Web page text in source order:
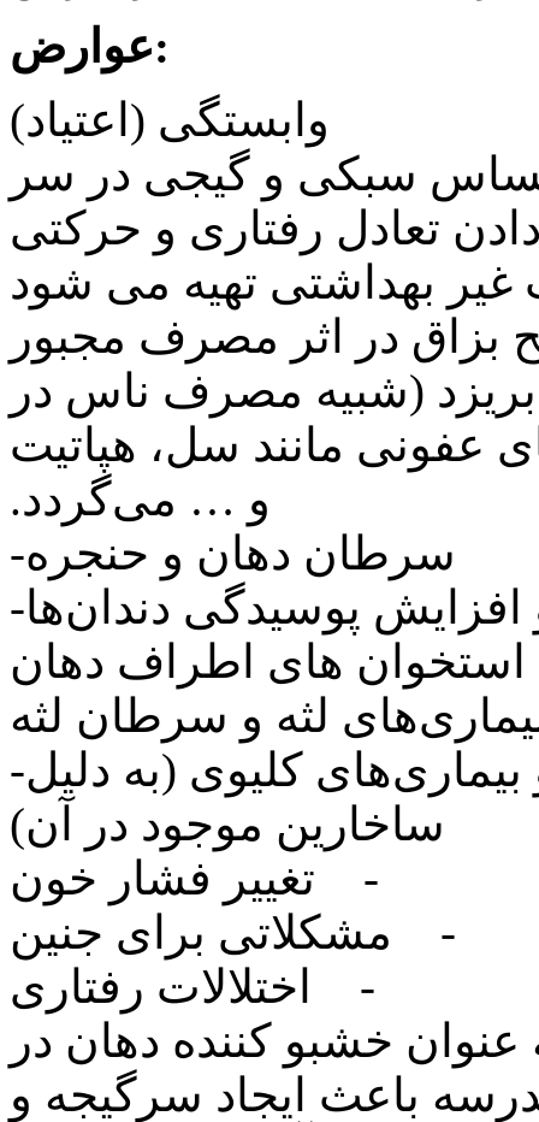
عوارض:
وابستگی (اعتیاد)‏
سبکی و گیجی در سر
تعادل رفتاری و حرکتی
غیر بهداشتی تهیه می شود
بزاق در اثر مصرف مجبور
(شبیه مصرف ‏ناس در
عفونی مانند سل، هپاتیت
و … می‌گردد.‏
-‏ سرطان دهان و حنجره‏
پوسیدگی دندان‌ها
های اطراف دهان
لثه و سرطان لثه
-‏ سرطان روده بزرگ و بیماری‌های کلیوی (به دلیل
ساخارین موجود در آن)
‏ ‏-‏ تغییر فشار خون
‏-‏ مشکلاتی برای جنین
‏-‏ اختلالات رفتاری
خشبو کننده دهان در
باعث ایجاد سرگیجه و